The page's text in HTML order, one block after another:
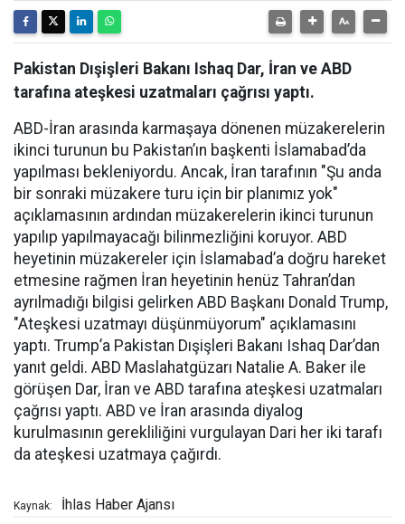
Pakistan Dışişleri Bakanı Ishaq Dar, İran ve ABD
tarafına ateşkesi uzatmaları çağrısı yaptı.
ABD-İran arasında karmaşaya dönenen müzakerelerin
ikinci turunun bu Pakistan’ın başkenti İslamabad’da
yapılması bekleniyordu. Ancak, İran tarafının "Şu anda
bir sonraki müzakere turu için bir planımız yok"
açıklamasının ardından müzakerelerin ikinci turunun
yapılıp yapılmayacağı bilinmezliğini koruyor. ABD
heyetinin müzakereler için İslamabad’a doğru hareket
etmesine rağmen İran heyetinin henüz Tahran’dan
ayrılmadığı bilgisi gelirken ABD Başkanı Donald Trump,
"Ateşkesi uzatmayı düşünmüyorum" açıklamasını
yaptı. Trump’a Pakistan Dışişleri Bakanı Ishaq Dar’dan
yanıt geldi. ABD Maslahatgüzarı Natalie A. Baker ile
görüşen Dar, İran ve ABD tarafına ateşkesi uzatmaları
çağrısı yaptı. ABD ve İran arasında diyalog
kurulmasının gerekliliğini vurgulayan Dari her iki tarafı
da ateşkesi uzatmaya çağırdı.
Kaynak: İhlas Haber Ajansı